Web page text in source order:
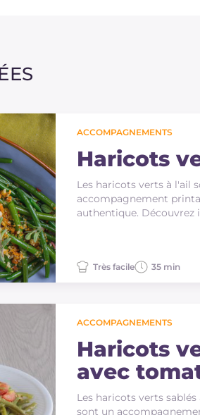
ACCOMPAGNEMENTS
Haricots
Les haricots verts à l'ail
accompagnement
authentique. Découvrez
Très facile 35 min
ACCOMPAGNEMENTS
Haricots
avec
cerises
Les haricots verts
sont un